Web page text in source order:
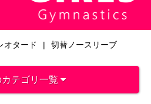
オタード 切替ノースリーブ
テゴリ一覧